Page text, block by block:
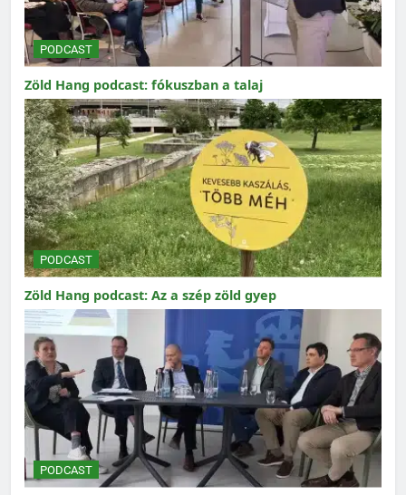
PODCAST
Zöld Hang podcast: fókuszban a talaj
PODCAST
Zöld Hang podcast: Az a szép zöld gyep
PODCAST